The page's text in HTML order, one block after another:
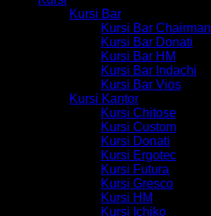
Kursi Bar
Kursi Bar Chairman
Kursi Bar Donati
Kursi Bar HM
Kursi Bar Indachi
Kursi Bar Vios
Kursi Kantor
Kursi Chitose
Kursi Custom
Kursi Donati
Kursi Ergotec
Kursi Futura
Kursi Gresco
Kursi HM
Kursi Ichiko